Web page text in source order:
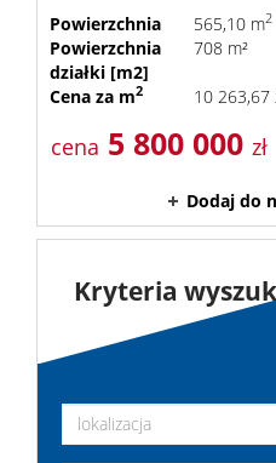
Powierzchnia
565,10 m2
Powierzchnia
działki [m2]
708 m²
Cena za m2 10 263,67
cena 5 800 000 zł
Dodaj do
Kryteria